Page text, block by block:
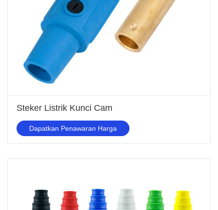
Steker Listrik Kunci Cam
Dapatkan Penawaran Harga